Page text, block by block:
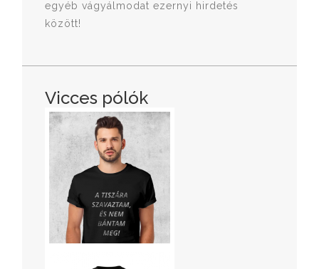
egyéb vágyálmodat ezernyi hirdetés
között!
Vicces pólók